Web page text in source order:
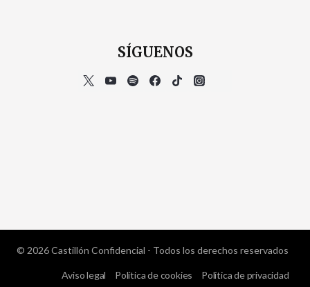
SÍGUENOS
© 2026 Castillón Confidencial - Todos los derechos reservados
Aviso legal Política de cookies Política de privacidad